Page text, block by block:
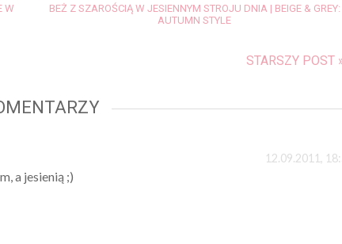
W
BEŻ Z SZAROŚCIĄ W JESIENNYM STROJU DNIA | BEIGE & GREY:
AUTUMN STYLE
STARSZY POST
12.09.2011,
a jesienią ;)